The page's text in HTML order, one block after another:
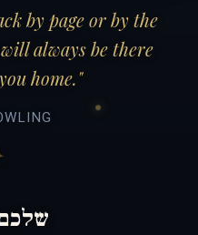
by page or by the
always be there
home."